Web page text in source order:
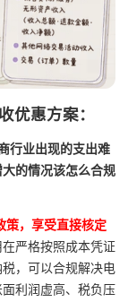
优惠方案：
行业出现的支出难
的情况该怎么合规
策，享受直接核定
严格按照成本凭证
，可以合规解决电
利润虚高、税负压